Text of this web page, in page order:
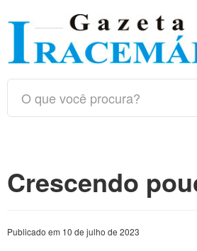
Crescendo
Publicado em 10 de julho de 2023